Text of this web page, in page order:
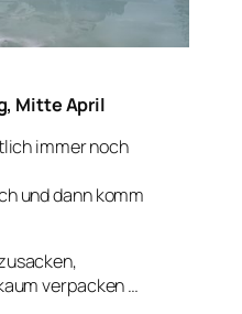
Mitte April
immer noch
und dann komm
verpacken …